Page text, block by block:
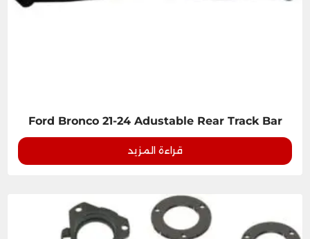
Ford Bronco 21-24 Adustable Rear Track Bar
قراءة المزيد